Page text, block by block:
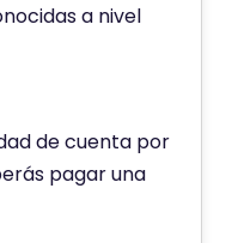
a nivel
de cuenta por
pagar una